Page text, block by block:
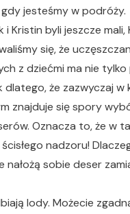
jesteśmy w podróży.
i Kristin byli jeszcze mali,
się, że
z dziećmi ma nie tylko
dlatego, że zazwyczaj w
znajduje się spory
Oznacza to, że w
nadzoru!
nałożą sobie deser
lody. Możecie